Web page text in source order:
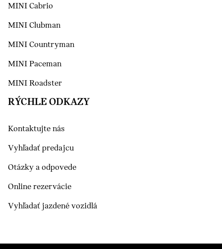
MINI Cabrio
MINI Clubman
MINI Countryman
MINI Paceman
MINI Roadster
RÝCHLE ODKAZY
Kontaktujte nás
Vyhľadať predajcu
Otázky a odpovede
Online rezervácie
Vyhľadať jazdené vozidlá